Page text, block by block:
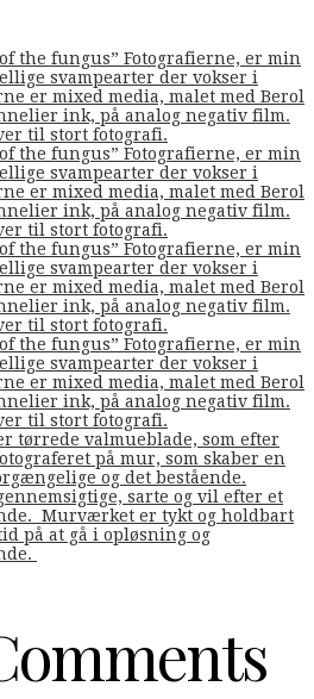
the fungus” Fotografierne, er min
svampearter der vokser i
er mixed media, malet med Berol
ink, på analog negativ film.
til stort fotografi.
the fungus” Fotografierne, er min
svampearter der vokser i
er mixed media, malet med Berol
ink, på analog negativ film.
til stort fotografi.
the fungus” Fotografierne, er min
svampearter der vokser i
er mixed media, malet med Berol
ink, på analog negativ film.
til stort fotografi.
the fungus” Fotografierne, er min
svampearter der vokser i
er mixed media, malet med Berol
ink, på analog negativ film.
til stort fotografi.
tørrede valmueblade, som efter
på mur, som skaber en
og det bestående.
sarte og vil efter et
Murværket er tykt og holdbart
på at gå i opløsning og